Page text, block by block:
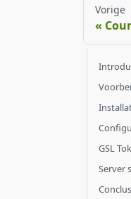
Vorige
GSL
Server